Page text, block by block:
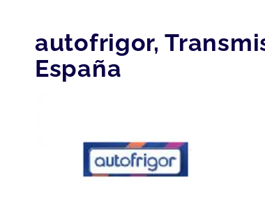
autofrigor,
España